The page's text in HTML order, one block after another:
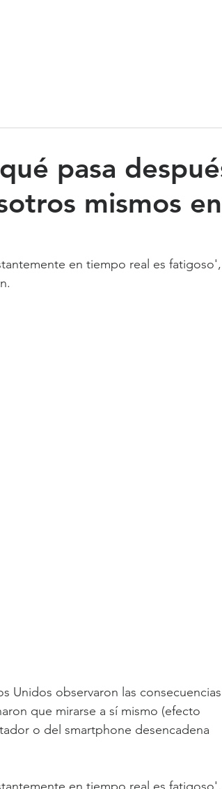
pasa
mismos en
en tiempo real es fatigoso',
Unidos observaron las consecuencias
que mirarse a sí mismo (efecto
o del smartphone desencadena